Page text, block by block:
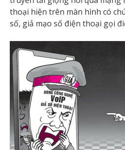
thoại hiện trên màn hình có
số, giả mạo số điện thoại gọi